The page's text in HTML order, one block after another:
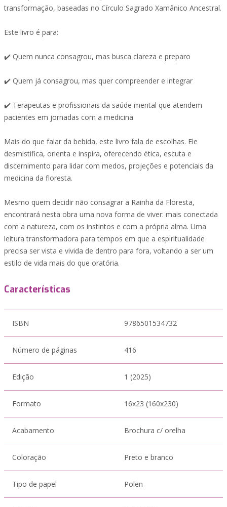
transformação, baseadas no Círculo Sagrado Xamânico Ancestral.
Este livro é para:
✔️ Quem nunca consagrou, mas busca clareza e preparo
✔️ Quem já consagrou, mas quer compreender e integrar
✔️ Terapeutas e profissionais da saúde mental que atendem
pacientes em jornadas com a medicina
Mais do que falar da bebida, este livro fala de escolhas. Ele
desmistifica, orienta e inspira, oferecendo ética, escuta e
discernimento para lidar com medos, projeções e potenciais da
medicina da floresta.
Mesmo quem decidir não consagrar a Rainha da Floresta,
encontrará nesta obra uma nova forma de viver: mais conectada
com a natureza, com os instintos e com a própria alma. Uma
leitura transformadora para tempos em que a espiritualidade
precisa ser vista e vivida de dentro para fora, voltando a ser um
estilo de vida mais do que oratória.
Características
ISBN 9786501534732
Número de páginas 416
Edição 1 (2025)
Formato 16x23 (160x230)
Acabamento Brochura c/ orelha
Coloração Preto e branco
Tipo de papel Polen